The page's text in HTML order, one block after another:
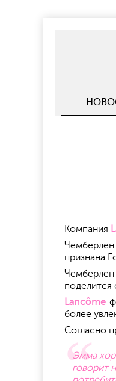
Компания
признана
поделится
Lancôme
более
Согласно
Эмма
говорит